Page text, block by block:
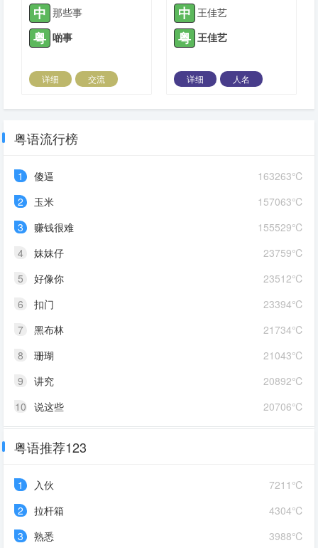
中 那些事
粤 啲事
详细
交流
中 王佳艺
粤 王佳艺
详细
人名
粤语流行榜
163263℃
1
傻逼
157063℃
2
玉米
155529℃
3
赚钱很难
23759℃
4
妹妹仔
23512℃
5
好像你
23394℃
6
扣门
21734℃
7
黑布林
21043℃
8
珊瑚
20892℃
9
讲究
20706℃
10 说这些
粤语推荐123
7211℃
1
入伙
4304℃
2
拉杆箱
3988℃
3
熟悉